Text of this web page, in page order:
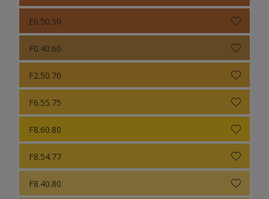
E0.50.50
F0.40.60
F2.50.70
F6.55.75
F8.60.80
F8.54.77
F8.40.80